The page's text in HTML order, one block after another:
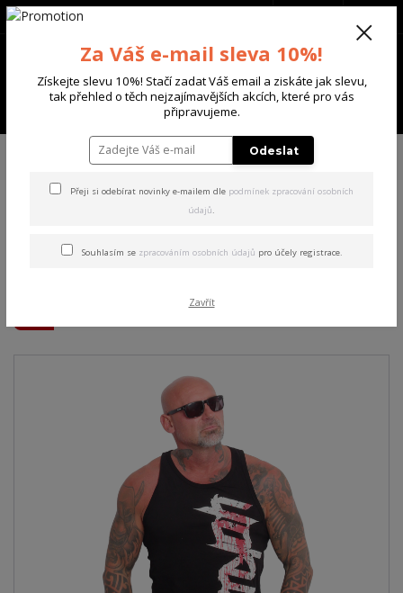
Menu
+420 702 136 620
TRIKA & TÍLKA
Yakuza pánské tílko Bloodbrand V02
Slim Racer Tanktop black 3XL
Bloodbrand V02 Slim Racer
Za Váš e-mail sleva 10%!
Získejte slevu 10%! Stačí zadat Váš email a ziskáte jak slevu,
tak přehled o těch nejzajímavějších akcích, které pro vás
připravujeme.
Odeslat
Přeji si odebírat novinky e-mailem dle podmínek zpracování osobních
údajů.
Souhlasím se zpracováním osobních údajů pro účely registrace.
Zavřít